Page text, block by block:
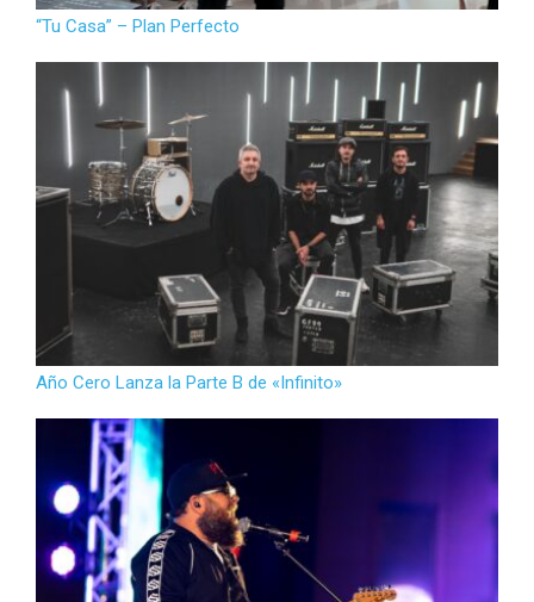
“Tu Casa” – Plan Perfecto
Año Cero Lanza la Parte B de «Infinito»